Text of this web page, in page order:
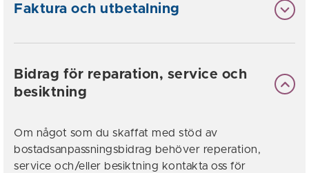
Faktura och utbetalning
Bidrag för reparation, service och
besiktning
Om något som du skaffat med stöd av
bostadsanpassningsbidrag behöver reperation,
service och/eller besiktning kontakta oss för